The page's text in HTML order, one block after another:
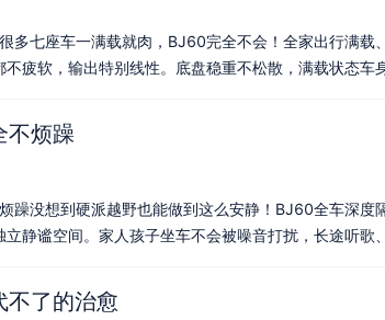
多七座车一满载就肉，BJ60完全不会！全家出行满载
疲软，输出特别线性。底盘稳重不松散，满载状态车
不烦躁
躁️没想到硬派越野也能做到这么安静！BJ60全车深度
静谧空间。家人孩子坐车不会被噪音打扰，长途听歌
不了的治愈